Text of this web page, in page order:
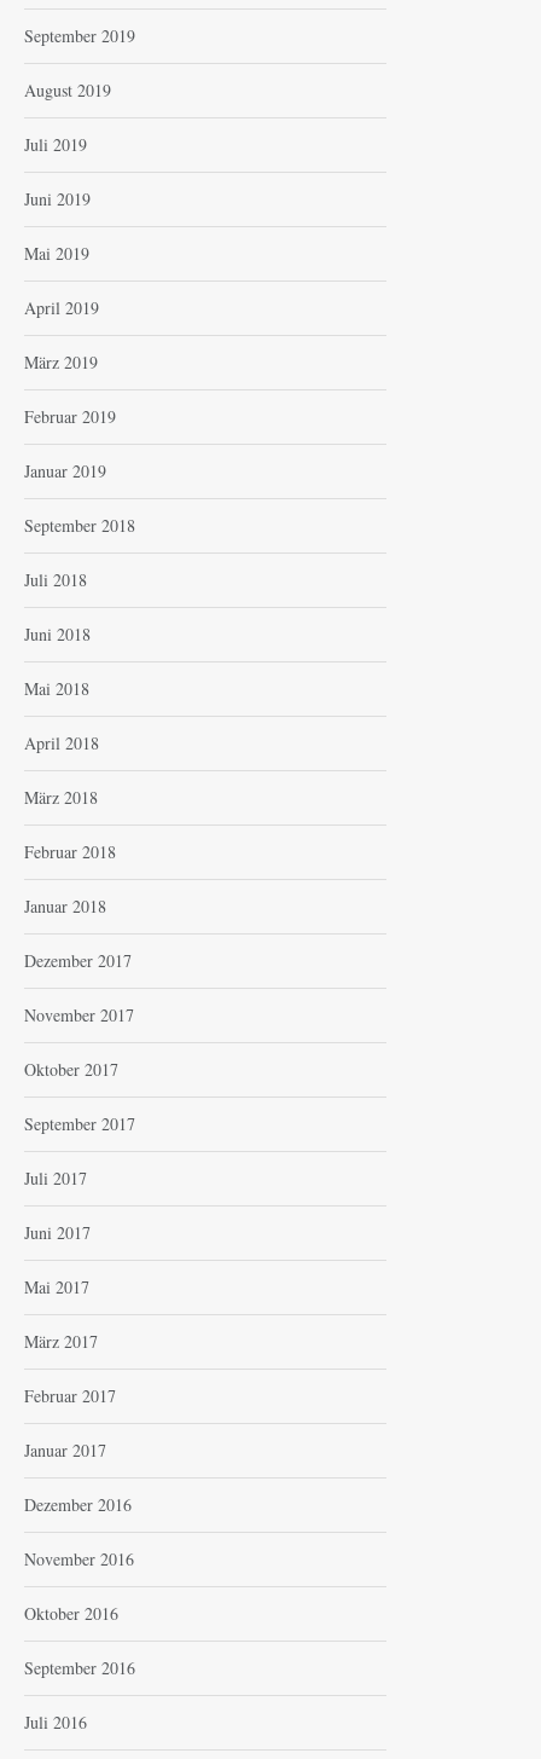
September 2019
August 2019
Juli 2019
Juni 2019
Mai 2019
April 2019
März 2019
Februar 2019
Januar 2019
September 2018
Juli 2018
Juni 2018
Mai 2018
April 2018
März 2018
Februar 2018
Januar 2018
Dezember 2017
November 2017
Oktober 2017
September 2017
Juli 2017
Juni 2017
Mai 2017
März 2017
Februar 2017
Januar 2017
Dezember 2016
November 2016
Oktober 2016
September 2016
Juli 2016